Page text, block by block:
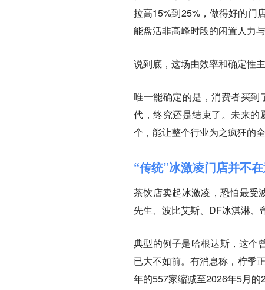
拉高15%到25%，做得好的门
能盘活非高峰时段的闲置人力与
说到底，这场由效率和确定性
唯一能确定的是，消费者买
代，终究还是结束了。未来
个，能让整个行业为之疯狂的全
“传统”冰激凌门店并不在
茶饮店卖起冰激凌，恐怕最受
先生、波比艾斯、DF冰淇淋
典型的例子是哈根达斯，这个
已大不如前。有消息称，柠季
年的557家缩减至2026年5月的